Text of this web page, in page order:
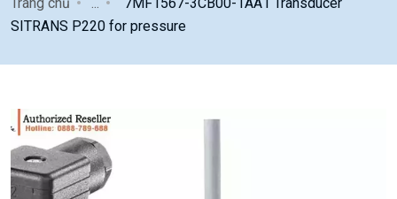
SITRANS P220 for pressure